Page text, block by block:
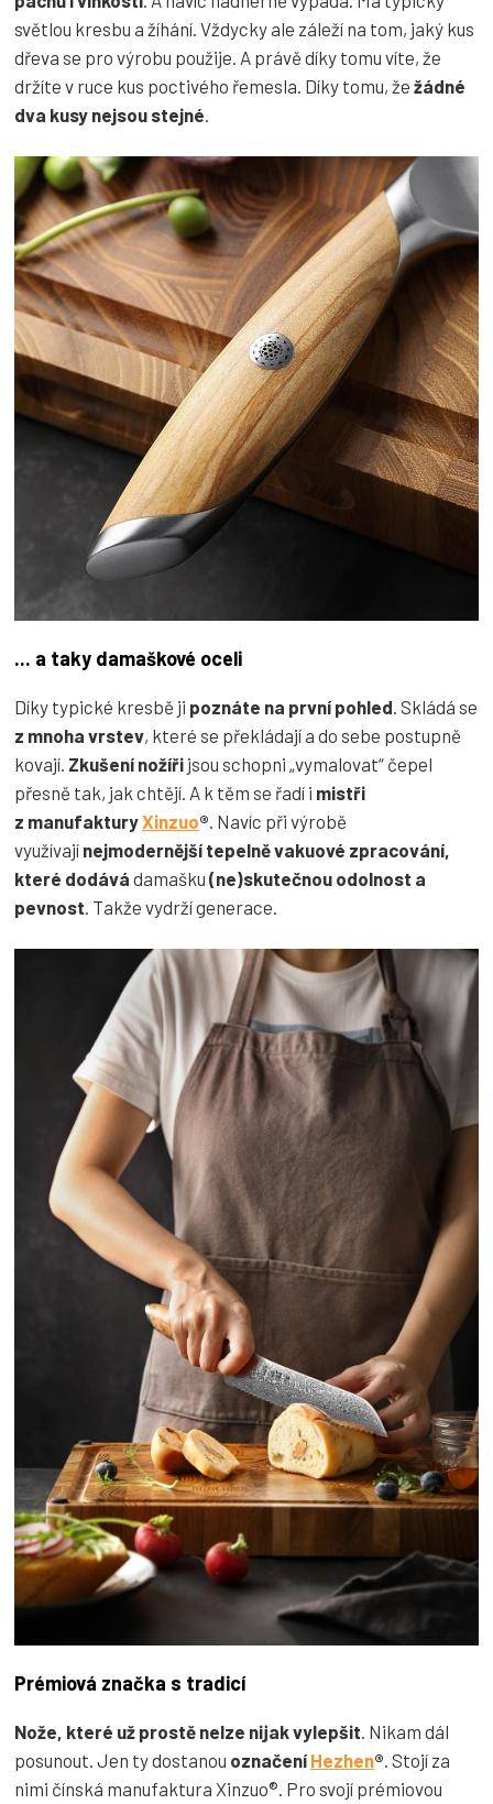
světlou kresbu a žíhání. Vždycky ale záleží na tom, jaký kus
dřeva se pro výrobu použije. A právě díky tomu víte, že
držíte v ruce kus poctivého řemesla. Díky tomu, že žádné
dva kusy nejsou stejné
... a taky damaškové oceli
Díky typické kresbě ji poznáte na první pohled . Skládá se
z mnoha vrstev, které se překládají a do sebe postupně
kovají. Zkušení nožíři jsou schopni „vymalovat“ čepel
přesně tak, jak chtějí. A k těm se řadí i mistři
z manufakturyXinzuo® . Navíc při výrobě
využívají nejmodernější tepelně vakuové zpracování,
které dodává damašku (ne)skutečnou odolnost a
pevnost . Takže vydrží generace.
Prémiová značka s tradicí
Nože, které už prostě nelze nijak vylepšit . Nikam dál
posunout. Jen ty dostanou označení Hezhen® . Stojí za
nimi čínská manufaktura Xinzuo®. Pro svojí prémiovou